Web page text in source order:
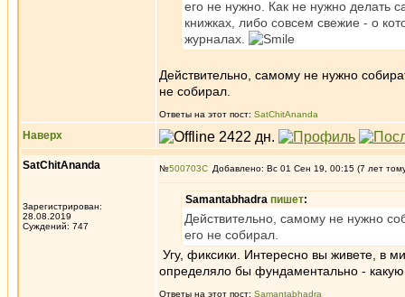
его не нужно. Как не нужно делать
книжках, либо совсем свежие - о
журналах.
Действительно, самому не нужно
не собирал.
Ответы на этот пост: SatChitAnanda
Наверх
SatChitAnanda
Зарегистрирован:
28.08.2019
Суждений: 747
№500703 Добавлено: Вс 01 Сен 19, 00:15 (7 лет
Samantabhadra пишет:
Действительно, самому не нужно
его не собирал.
Угу, фиксики. Интересно вы живете, в
определяло бы фундаментально -
Ответы на этот пост: Samantabhadra